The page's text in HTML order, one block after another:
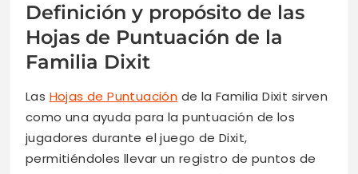
Definición y propósito de las
Hojas de Puntuación de la
Familia Dixit
Las Hojas de Puntuación de la Familia Dixit sirven
como una ayuda para la puntuación de los
jugadores durante el juego de Dixit,
permitiéndoles llevar un registro de puntos de